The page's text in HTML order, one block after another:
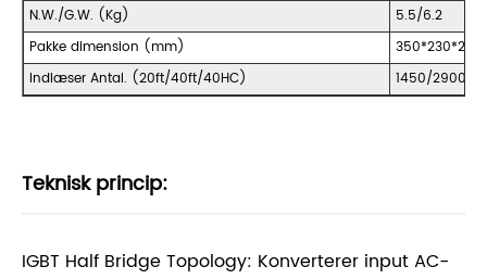
N.W./G.W. (Kg)
5.5/6.2
Pakke dimension (mm)
350*230*240
Indlæser Antal. (20ft/40ft/40HC)
1450/2900/
Teknisk princip:
IGBT Half Bridge Topology: Konverterer input AC-